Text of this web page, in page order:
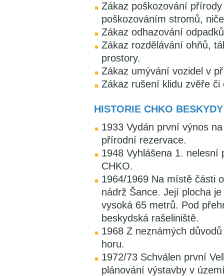
Zákaz poškozování
poškozováním stromů,
Zákaz odhazování
Zákaz rozdělávání ohňů,
prostory.
Zákaz umývání vozidel v
Zákaz rušení klidu zvěře
HISTORIE CHKO BESKYDY
1933 Vydán první výnos
přírodní rezervace.
1948 Vyhlášena 1. nelesní
CHKO.
1964/1969 Na místě části
nádrž Šance. Její plocha
vysoká 65 metrů. Pod
beskydská rašeliniště.
1968 Z neznámých
horu.
1972/73 Schválen první
plánování výstavby v